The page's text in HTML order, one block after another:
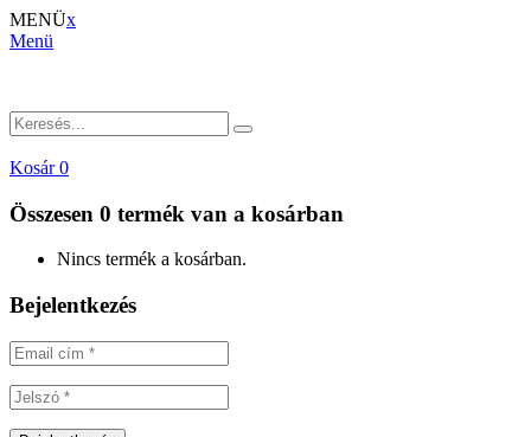
MENÜx
Menü
Kosár 0
Összesen 0 termék van a kosárban
Nincs termék a kosárban.
Bejelentkezés